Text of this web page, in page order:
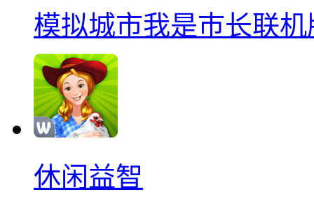
模拟城市我是巿长联机
休闲益智